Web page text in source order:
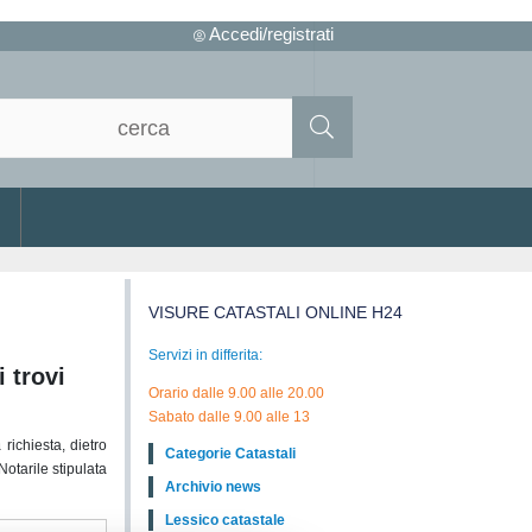
Accedi/registrati
trovi
dietro
stipulata
VISURE CATASTALI ONLINE H24
Servizi in differita:
Orario dalle 9.00 alle 20.00
Sabato dalle 9.00 alle 13
Categorie Catastali
Archivio news
Lessico catastale